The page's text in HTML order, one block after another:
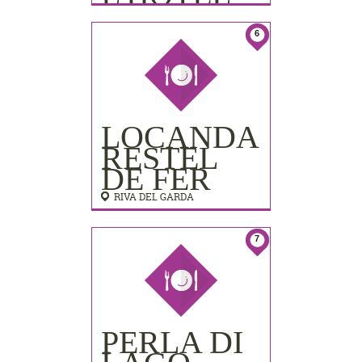
LIDO
PALACE) 6
LOCANDA
RESTEL
DE FER
RIVA DEL GARDA
7
PERLA DI